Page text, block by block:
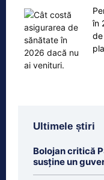
în
Ultimele știri
Bolojan critică
susține un